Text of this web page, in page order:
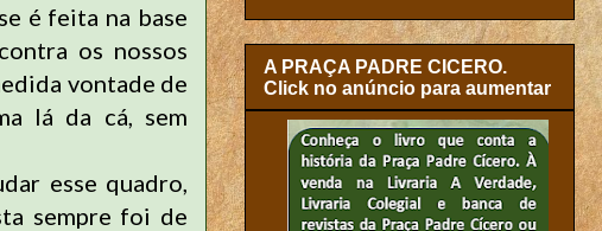
é feita na base
os nossos
vontade de
lá da cá, sem
esse quadro,
sempre foi de
A PRAÇA PADRE CICERO.
Click no anúncio para aumentar